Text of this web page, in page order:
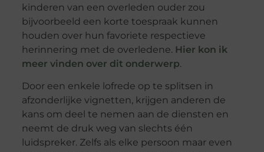
kinderen van een overleden ouder zou
bijvoorbeeld een korte toespraak kunnen
houden over hun favoriete respectieve
herinnering met de overledene. Hier kon ik
meer vinden over dit onderwerp.
Door een enkele lofrede op te splitsen in
afzonderlijke vignetten, krijgen anderen de
kans om deel te nemen aan de diensten en
neemt de druk weg van slechts één
luidspreker. Zelfs als elke persoon maar even